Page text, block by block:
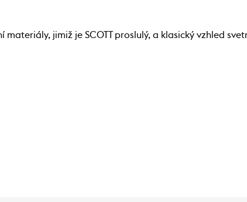
jimiž je SCOTT proslulý, a klasický vzhled